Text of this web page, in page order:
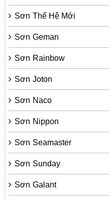
Sơn Thế Hệ Mới
Sơn Geman
Sơn Rainbow
Sơn Joton
Sơn Naco
Sơn Nippon
Sơn Seamaster
Sơn Sunday
Sơn Galant